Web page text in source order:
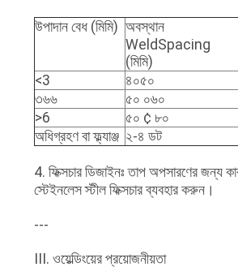
উপাদান বেধ (মিমি) অবস্থান
WeldSpacing
(মিমি)
<3 ৪০৫০
৩৬৬
৫০ ০৬০
>6
৫০ ¢ ৮০
অধিগ্রহণ বা ফ্ল্যাঞ্জ ২-৪ ডট
4. ফিক্সচার ডিজাইনঃ তাপ অপসারণের জন্য
স্টেইনলেস স্টীল ফিক্সচার ব্যবহার করুন।
---
III. ওয়েল্ডিংয়ের প্রয়োজনীয়তা